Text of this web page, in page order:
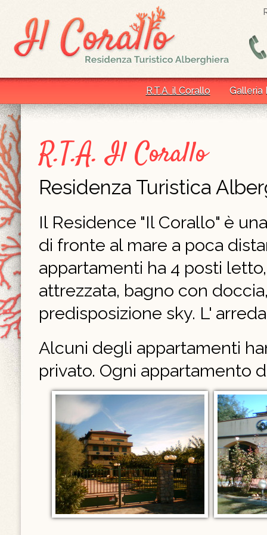
R.T.A. il Corallo Galleria
R.T.A. Il Corallo
Residenza Turistica
Il Residence "Il Corallo" è
di fronte al mare a poca
appartamenti ha 4 posti
attrezzata, bagno con
predisposizione sky. L'
Alcuni degli appartamenti
privato. Ogni appartamento